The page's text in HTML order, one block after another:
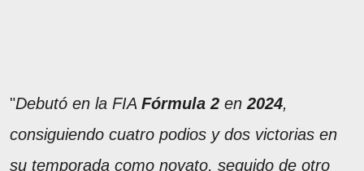
"Debutó en la FIA Fórmula 2 en 2024,
consiguiendo cuatro podios y dos victorias en
su temporada como novato, seguido de otro